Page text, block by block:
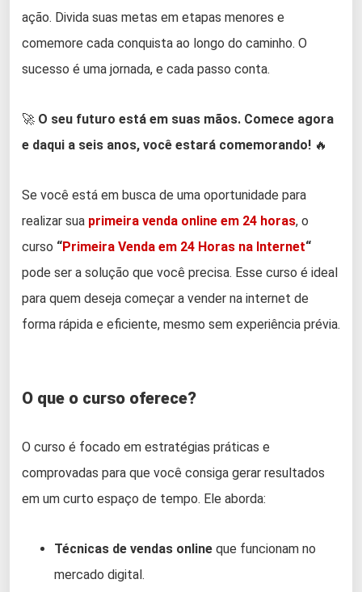
ação. Divida suas metas em etapas menores e
comemore cada conquista ao longo do caminho. O
sucesso é uma jornada, e cada passo conta.
🚀 O seu futuro está em suas mãos. Comece agora
e daqui a seis anos, você estará comemorando! 🔥
Se você está em busca de uma oportunidade para
realizar sua primeira venda online em 24 horas, o
curso “Primeira Venda em 24 Horas na Internet“
pode ser a solução que você precisa. Esse curso é ideal
para quem deseja começar a vender na internet de
forma rápida e eficiente, mesmo sem experiência prévia.
O que o curso oferece?
O curso é focado em estratégias práticas e
comprovadas para que você consiga gerar resultados
em um curto espaço de tempo. Ele aborda:
Técnicas de vendas online que funcionam no
mercado digital.